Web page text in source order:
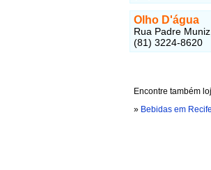
Olho D'água
Rua Padre
(81) 3224-8620
Encontre também
» Bebidas em Recife